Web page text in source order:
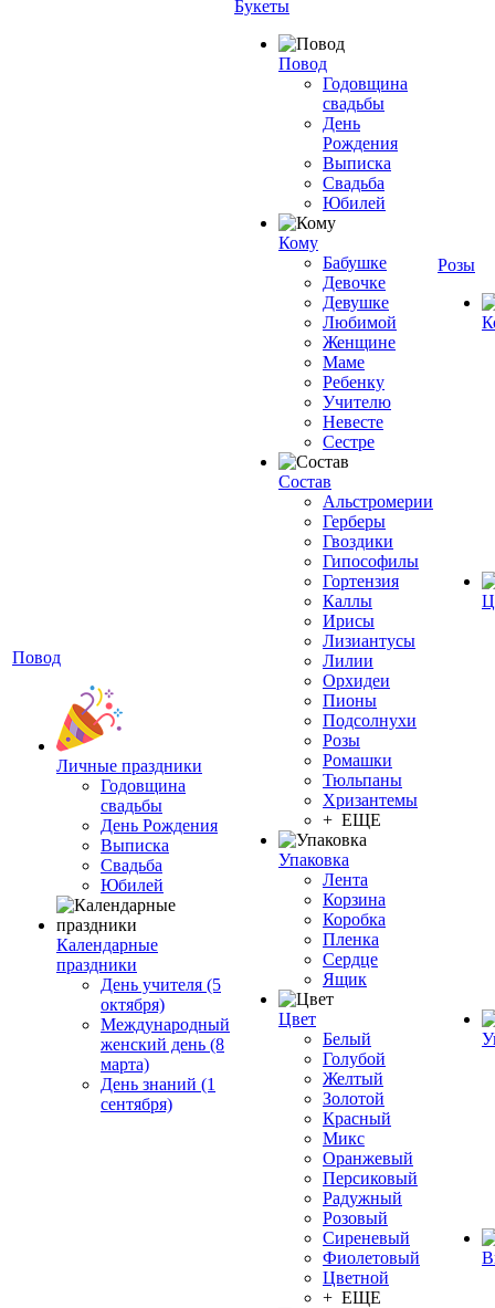
Повод
Личные праздники
Годовщина
свадьбы
День Рождения
Выписка
Свадьба
Юбилей
Календарные
праздники
День учителя (5
октября)
Международный
женский день (8
марта)
День знаний (1
сентября)
Букеты
Повод
Годовщина
свадьбы
День
Рождения
Выписка
Свадьба
Юбилей
Кому
Бабушке
Девочке
Девушке
Любимой
Женщине
Маме
Ребенку
Учителю
Невесте
Сестре
Состав
Альстромерии
Герберы
Гвоздики
Гипософилы
Гортензия
Каллы
Ирисы
Лизиантусы
Лилии
Орхидеи
Пионы
Подсолнухи
Розы
Ромашки
Тюльпаны
Хризантемы
+ ЕЩЕ
Упаковка
Лента
Корзина
Коробка
Пленка
Сердце
Ящик
Цвет
Белый
Голубой
Желтый
Золотой
Красный
Микс
Оранжевый
Персиковый
Радужный
Розовый
Сиреневый
Фиолетовый
Цветной
+ ЕЩЕ
Розы